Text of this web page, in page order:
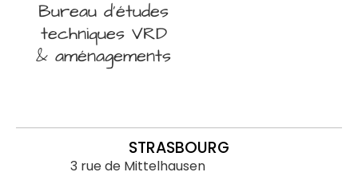
Bureau d’études
techniques VRD
& aménagements
STRASBOURG
3 rue de Mittelhausen